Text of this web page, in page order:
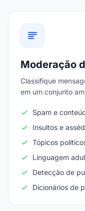
Moderação
Classifique
em um conjunto
Spam e
Insultos e
Tópicos
Linguagem
Detecção de
Dicionários de